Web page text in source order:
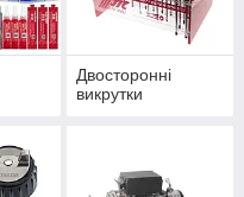
Двосторонні
викрутки